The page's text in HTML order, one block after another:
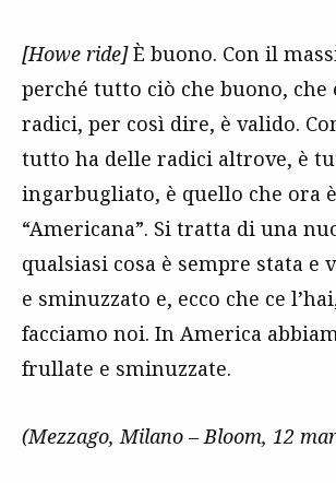
[Howe ride]È buono. Con il
perché tutto ciò che buono, che
radici, per così dire, è valido.
tutto ha delle radici altrove, è
ingarbugliato, è quello che ora
“Americana”. Si tratta di una
qualsiasi cosa è sempre stata e
e sminuzzato e, ecco che ce
facciamo noi. In America
frullate e sminuzzate.
(Mezzago, Milano – Bloom, 12